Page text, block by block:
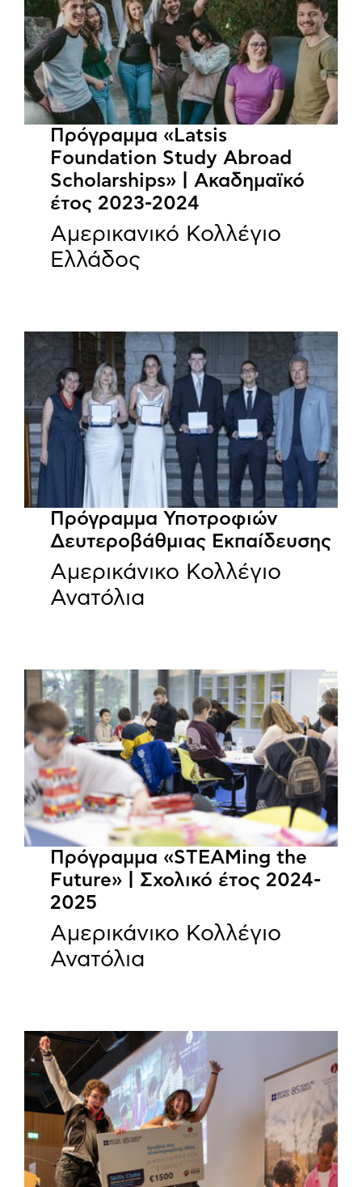
Πρόγραμμα «Latsis
Foundation Study Abroad
Scholarships» | Ακαδημαϊκό
έτος 2023-2024
Αμερικανικό Κολλέγιο
Ελλάδος
Πρόγραμμα Υποτροφιών
Δευτεροβάθμιας Εκπαίδευσης
Αμερικάνικο Κολλέγιο
Ανατόλια
Πρόγραμμα «STEAMing the
Future» | Σχολικό έτος 2024-
2025
Αμερικάνικο Κολλέγιο
Ανατόλια